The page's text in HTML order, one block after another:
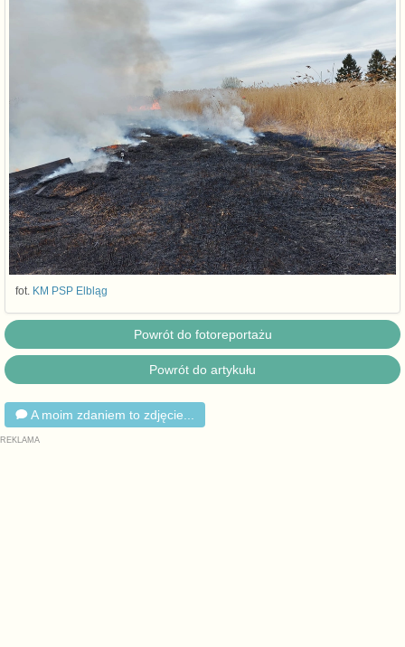
fot. KM PSP Elbląg
Powrót do fotoreportażu
Powrót do artykułu
A moim zdaniem to zdjęcie...